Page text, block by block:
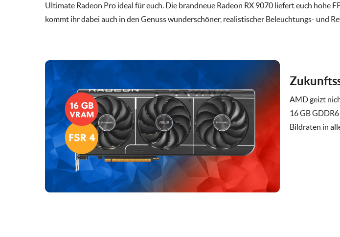
Ultimate Radeon Pro ideal für euch. Die brandneue Radeon RX 9070 liefert euch hohe
kommt ihr dabei auch in den Genuss wunderschöner, realistischer Beleuchtungs- und
AMD geizt
16 GB
Bildraten in